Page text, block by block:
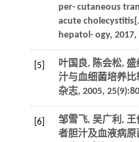
per- cutaneous
acute
hepatol- ogy, 2017,
[5] 叶国良, 陈会松, 盛
汁与血细菌培养
杂志, 2005, 25
[6] 邹雪飞, 吴广利, 王
者胆汁及血液病